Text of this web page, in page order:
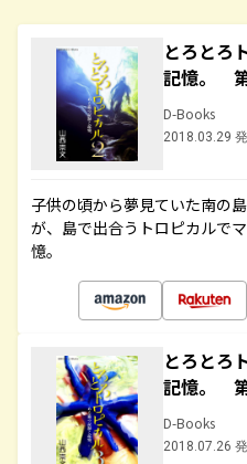
とろとろ
記憶。
D-Books
2018.03.29
子供の頃から夢見ていた南の
が、島で出合うトロピカルで
憶。
とろとろ
記憶。
D-Books
2018.07.26